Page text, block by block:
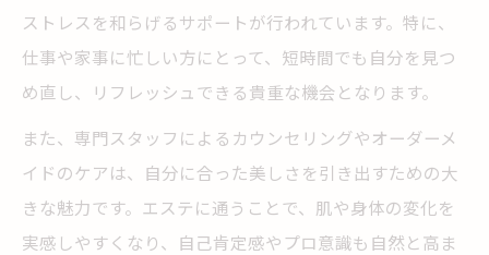
ストレスを和らげるサポートが行われています。特に、
仕事や家事に忙しい方にとって、短時間でも自分を見つ
め直し、リフレッシュできる貴重な機会となります。
また、専門スタッフによるカウンセリングやオーダーメ
イドのケアは、自分に合った美しさを引き出すための大
きな魅力です。エステに通うことで、肌や身体の変化を
実感しやすくなり、自己肯定感やプロ意識も自然と高ま